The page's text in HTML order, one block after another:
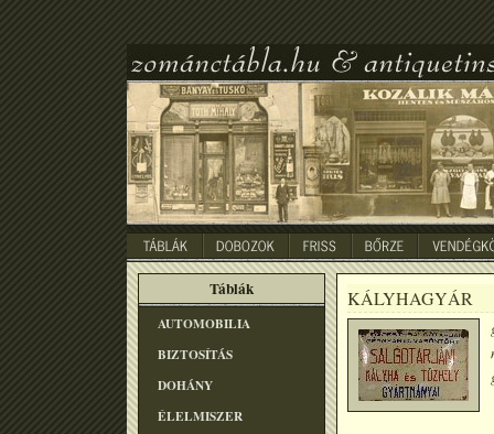
Táblák
AUTOMOBILIA
BIZTOSÍTÁS
DOHÁNY
ÉLELMISZER
KÁLYHAGYÁR